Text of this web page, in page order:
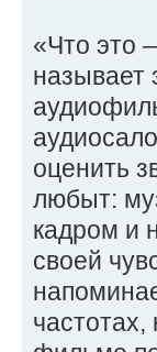
«Что это
оценить
любыт:
кадром и
своей